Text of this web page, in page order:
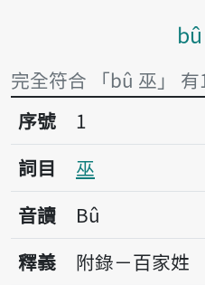
完全符合 「bû 巫」 有
序號1巫
序號
1
詞目
巫
音讀
Bû
釋義
附錄－百家姓